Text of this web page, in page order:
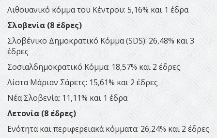
Λιθουανικό κόμμα του Κέντρου: 5,16% και 1 έδρα
Σλοβενία (8 έδρες)
Σλοβένικο Δημοκρατικό Κόμμα (SDS): 26,48% και 3
έδρες
Σοσιαλδημοκρατικό Κόμμα: 18,57% και 2 έδρες
Λίστα Μάριαν Σάρετς: 15,61% και 2 έδρες
Νέα Σλοβενία: 11,11% και 1 έδρα
Λετονία (8 έδρες)
Ενότητα και περιφερειακά κόμματα: 26,24% και 2 έδρες